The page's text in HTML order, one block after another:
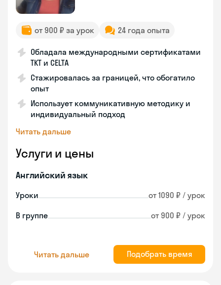
от 900 ₽ за урок 24 года опыта
Обладала международными сертификатами
TKT и CELTA
Стажировалась за границей, что обогатило
опыт
Использует коммуникативную методику и
индивидуальный подход
Читать дальше
Услуги и цены
Английский язык
Уроки от 1090 ₽ / урок
В группе от 900 ₽ / урок
Читать дальше Подобрать время